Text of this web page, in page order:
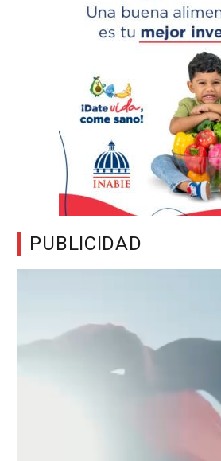
PUBLICIDAD